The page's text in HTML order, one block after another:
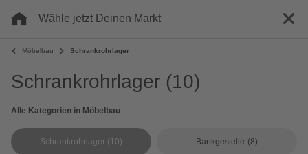
Wähle jetzt Deinen Markt
Möbelbau Schrankrohrlager
Schrankrohrlager (10)
Alle Kategorien in Möbelbau
Schrankrohrlager (10) Bankgestelle (8)